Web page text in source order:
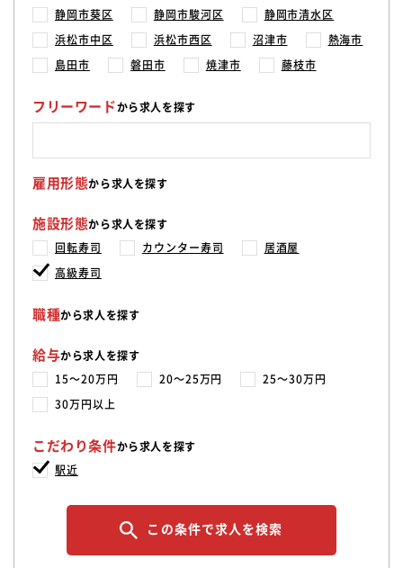
静岡市葵区 静岡市駿河区 静岡市清水区
浜松市中区 浜松市西区 沼津市 熱海市
島田市 磐田市 焼津市 藤枝市
フリーワードから求人を探す
雇用形態から求人を探す
施設形態から求人を探す
回転寿司 カウンター寿司 居酒屋
高級寿司
職種から求人を探す
給与から求人を探す
15〜20万円 20〜25万円 25〜30万円
30万円以上
こだわり条件から求人を探す
駅近
この条件で求人を検索